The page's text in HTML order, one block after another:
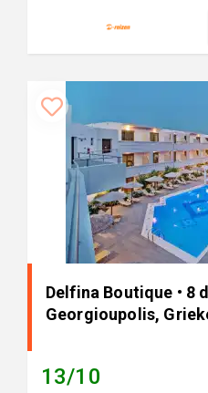
Delfina Boutique • 8
Georgioupolis,
13/10